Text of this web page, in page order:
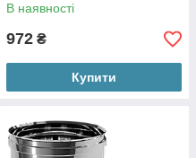
В наявності
972 ₴
Купити